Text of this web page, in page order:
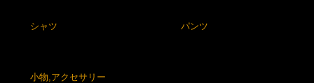
シャツ パンツ
小物,アクセサリー